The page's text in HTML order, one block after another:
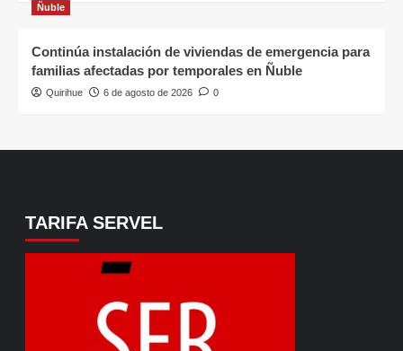
Ñuble
Continúa instalación de viviendas de emergencia para
familias afectadas por temporales en Ñuble
Quirihue 6 de agosto de 2026 0
TARIFA SERVEL